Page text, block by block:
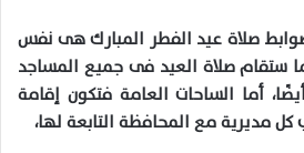
صلاة عيد الفطر المبارك هى نفس
ستقام صلاة العيد فى جميع المساجد
أما الساحات العامة فتكون إقامة
كل مديرية مع المحافظة التابعة لها،